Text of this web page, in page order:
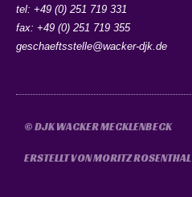
tel: +49 (0) 251 719 331
fax: +49 (0) 251 719 355
geschaeftsstelle@wacker-djk.de
© DJK WACKER MECKLENBECK
ERSTELLT VON MORITZ​​ ROSENTHAL